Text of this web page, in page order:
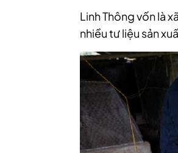
Linh Thông vốn là
nhiều tư liệu sản